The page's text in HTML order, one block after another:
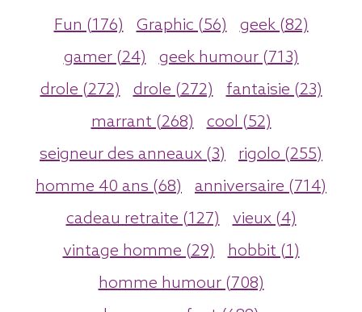
Fun (176) Graphic (56)
geek (82)
gamer (24)
geek humour (713)
drole (272)
drole (272)
fantaisie (23)
marrant (268)
cool (52)
seigneur des anneaux (3)
rigolo (255)
homme 40 ans (68)
anniversaire (714)
cadeau retraite (127)
vieux (4)
vintage homme (29)
hobbit (1)
homme humour (708)